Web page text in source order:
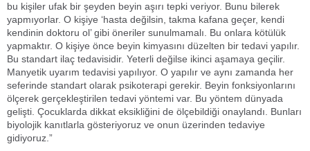
bu kişiler ufak bir şeyden beyin aşırı tepki veriyor. Bunu bilerek
yapmıyorlar. O kişiye ‘hasta değilsin, takma kafana geçer, kendi
kendinin doktoru ol’ gibi öneriler sunulmamalı. Bu onlara kötülük
yapmaktır. O kişiye önce beyin kimyasını düzelten bir tedavi yapılır.
Bu standart ilaç tedavisidir. Yeterli değilse ikinci aşamaya geçilir.
Manyetik uyarım tedavisi yapılıyor. O yapılır ve aynı zamanda her
seferinde standart olarak psikoterapi gerekir. Beyin fonksiyonlarını
ölçerek gerçekleştirilen tedavi yöntemi var. Bu yöntem dünyada
gelişti. Çocuklarda dikkat eksikliğini de ölçebildiği onaylandı. Bunları
biyolojik kanıtlarla gösteriyoruz ve onun üzerinden tedaviye
gidiyoruz.”